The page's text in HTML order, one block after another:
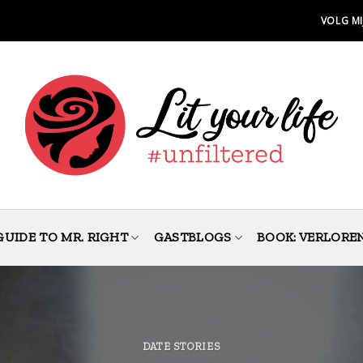
VOLG
TO MR. RIGHT GASTBLOGS BOOK:
DATE STORIES